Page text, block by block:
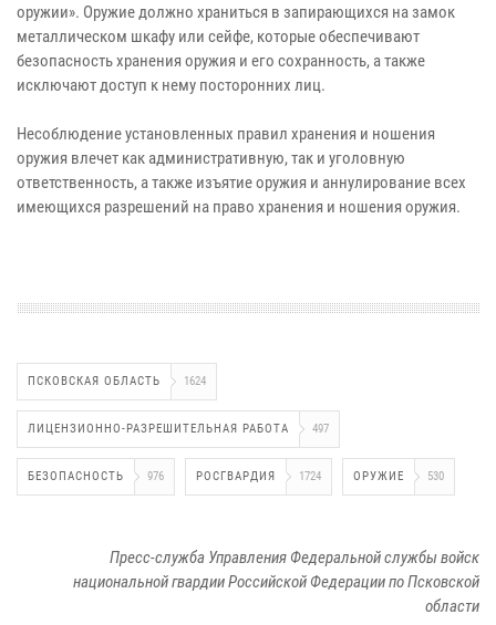
оружии». Оружие должно храниться в запирающихся на замок
металлическом шкафу или сейфе, которые обеспечивают
безопасность хранения оружия и его сохранность, а также
исключают доступ к нему посторонних лиц.
Несоблюдение установленных правил хранения и ношения
оружия влечет как административную, так и уголовную
ответственность, а также изъятие оружия и аннулирование всех
имеющихся разрешений на право хранения и ношения оружия.
ПСКОВСКАЯ ОБЛАСТЬ 1624
ЛИЦЕНЗИОННО-РАЗРЕШИТЕЛЬНАЯ РАБОТА 497
БЕЗОПАСНОСТЬ 976 РОСГВАРДИЯ 1724 ОРУЖИЕ 530
Пресс-служба Управления Федеральной службы войск
национальной гвардии Российской Федерации по Псковской
области